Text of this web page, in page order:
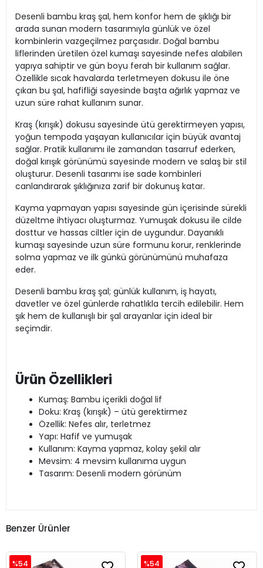
Desenli bambu kraş şal, hem konfor hem de şıklığı bir
arada sunan modern tasarımıyla günlük ve özel
kombinlerin vazgeçilmez parçasıdır. Doğal bambu
liflerinden üretilen özel kumaşı sayesinde nefes alabilen
yapıya sahiptir ve gün boyu ferah bir kullanım sağlar.
Özellikle sıcak havalarda terletmeyen dokusu ile öne
çıkan bu şal, hafifliği sayesinde başta ağırlık yapmaz ve
uzun süre rahat kullanım sunar.
Kraş (kırışık) dokusu sayesinde ütü gerektirmeyen yapısı,
yoğun tempoda yaşayan kullanıcılar için büyük avantaj
sağlar. Pratik kullanımı ile zamandan tasarruf ederken,
doğal kırışık görünümü sayesinde modern ve salaş bir stil
oluşturur. Desenli tasarımı ise sade kombinleri
canlandırarak şıklığınıza zarif bir dokunuş katar.
Kayma yapmayan yapısı sayesinde gün içerisinde sürekli
düzeltme ihtiyacı oluşturmaz. Yumuşak dokusu ile cilde
dosttur ve hassas ciltler için de uygundur. Dayanıklı
kumaşı sayesinde uzun süre formunu korur, renklerinde
solma yapmaz ve ilk günkü görünümünü muhafaza
eder.
Desenli bambu kraş şal; günlük kullanım, iş hayatı,
davetler ve özel günlerde rahatlıkla tercih edilebilir. Hem
şık hem de kullanışlı bir şal arayanlar için ideal bir
seçimdir.
Ürün Özellikleri
Kumaş: Bambu içerikli doğal lif
Doku: Kraş (kırışık) – ütü gerektirmez
Özellik: Nefes alır, terletmez
Yapı: Hafif ve yumuşak
Kullanım: Kayma yapmaz, kolay şekil alır
Mevsim: 4 mevsim kullanıma uygun
Tasarım: Desenli modern görünüm
Benzer Ürünler
%54 %54